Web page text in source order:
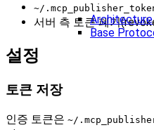
Architecture
Base
~/
서버 측 토큰 폐기
설정
토큰 저장
인증 토큰은 ~/